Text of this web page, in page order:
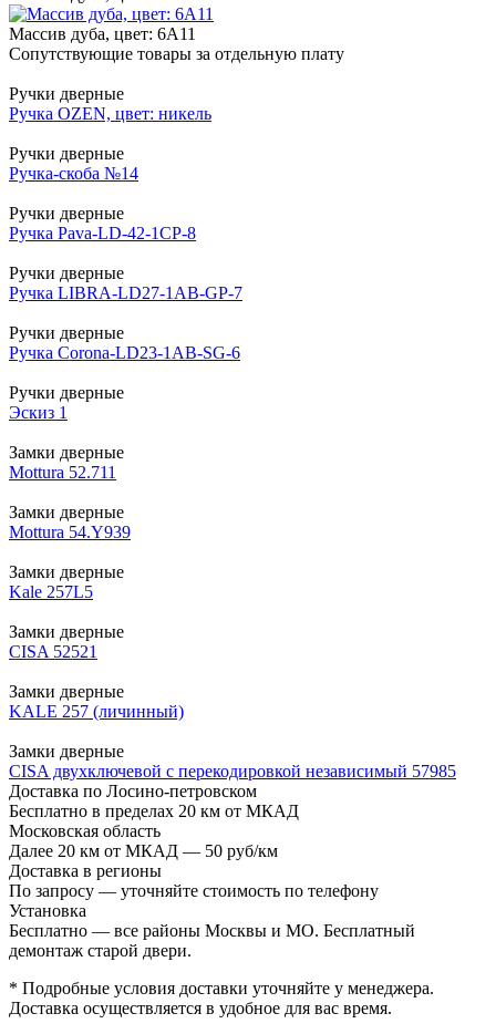
Массив дуба, цвет: 6А11
Сопутствующие товары за отдельную плату
Ручки дверные
Ручка OZEN, цвет: никель
Ручки дверные
Ручка-скоба №14
Ручки дверные
Ручка Pava-LD-42-1CP-8
Ручки дверные
Ручка LIBRA-LD27-1AB-GP-7
Ручки дверные
Ручка Corona-LD23-1AB-SG-6
Ручки дверные
Эскиз 1
Замки дверные
Mottura 52.711
Замки дверные
Mottura 54.Y939
Замки дверные
Kale 257L5
Замки дверные
CISA 52521
Замки дверные
KALE 257 (личинный)
Замки дверные
CISA двухключевой с перекодировкой независимый 57985
Доставка по Лосино-петровском
Бесплатно в пределах 20 км от МКАД
Московская область
Далее 20 км от МКАД — 50 руб/км
Доставка в регионы
По запросу — уточняйте стоимость по телефону
Установка
Бесплатно — все районы Москвы и МО. Бесплатный
демонтаж старой двери.
* Подробные условия доставки уточняйте у менеджера.
Доставка осуществляется в удобное для вас время.